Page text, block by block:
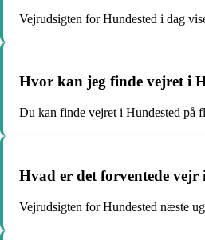
Vejrudsigten for Hundested i dag
Hvor kan jeg finde vejret i
Du kan finde vejret i Hundested på
Hvad er det forventede vejr
Vejrudsigten for Hundested næste